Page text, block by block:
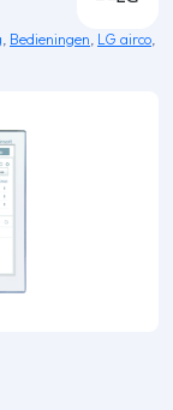
, Bedieningen, LG airco,